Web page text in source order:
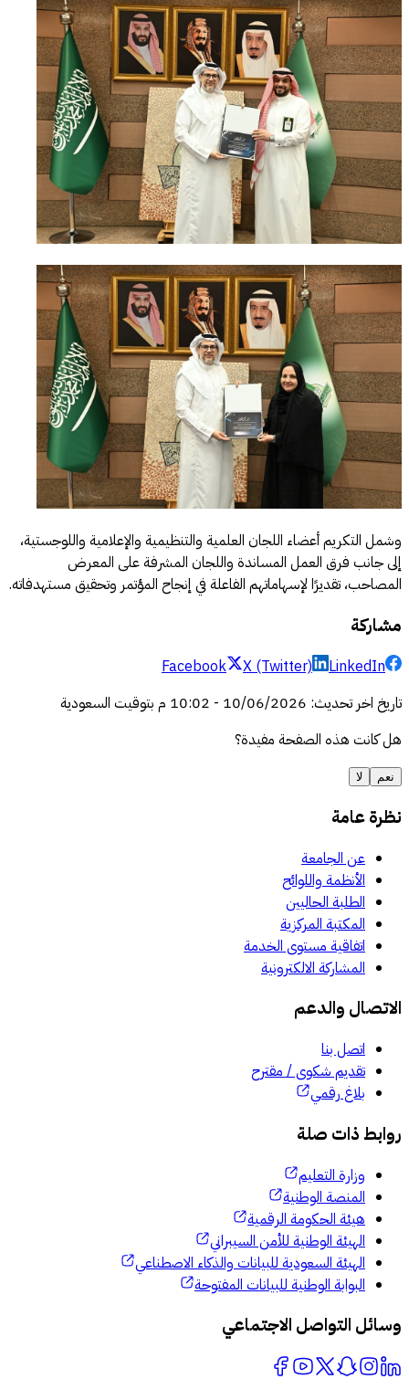
وشمل التكريم أعضاء اللجان العلمية والتنظيمية والإعلامية واللوجستية،
إلى جانب فرق العمل المساندة واللجان المشرفة على المعرض
المصاحب، تقديرًا لإسهاماتهم الفاعلة في إنجاح المؤتمر وتحقيق مستهدفاته.
مشاركة
Facebook X (Twitter)
LinkedIn
تاريخ اخر تحديث:
10/06/2026
- 10:02 م
بتوقيت السعودية
هل كانت هذه الصفحة مفيدة؟
نعم لا
نظرة عامة
عن الجامعة
الأنظمة واللوائح
الطلبة الحاليين
المكتبة المركزية
اتفاقية مستوى الخدمة
المشاركة الالكترونية
الاتصال والدعم
اتصل بنا
تقديم شكوى / مقترح
بلاغ رقمي
روابط ذات صلة
وزارة التعليم
المنصة الوطنية
هيئة الحكومة الرقمية
الهيئة الوطنية للأمن السيبراني
الهيئة السعودية للبيانات والذكاء الاصطناعي
البوابة الوطنية للبيانات المفتوحة
وسائل التواصل الاجتماعي